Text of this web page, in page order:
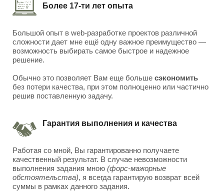
Более 17-ти лет опыта
Большой опыт в web-разработке проектов различной
сложности дает мне ещё одну важное преимущество —
возможность выбирать самое быстрое и надежное
решение.
Обычно это позволяет Вам еще больше сэкономить
без потери качества, при этом полноценно или частично
решив поставленную задачу.
Гарантия выполнения и качества
Работая со мной, Вы гарантированно получаете
качественный результат. В случае невозможности
выполнения задания мною (форс-мажорные
обстоятельства), я всегда гарантирую возврат всей
суммы в рамках данного задания.